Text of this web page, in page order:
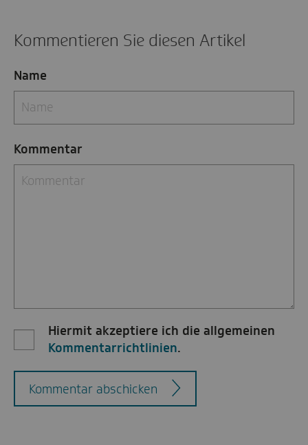
Kommentieren Sie diesen Artikel
Name
Kommentar
Hiermit akzeptiere ich die allgemeinen
Kommentarrichtlinien.
Kommentar abschicken